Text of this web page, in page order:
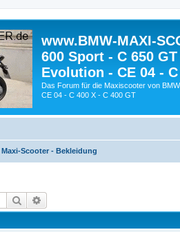
www.BMW-MAXI-
600 Sport - C 650
Evolution - CE 04 -
Das Forum für die Maxiscooter von
CE 04 - C 400 X - C 400 GT
Maxi-Scooter - Bekleidung
Suche